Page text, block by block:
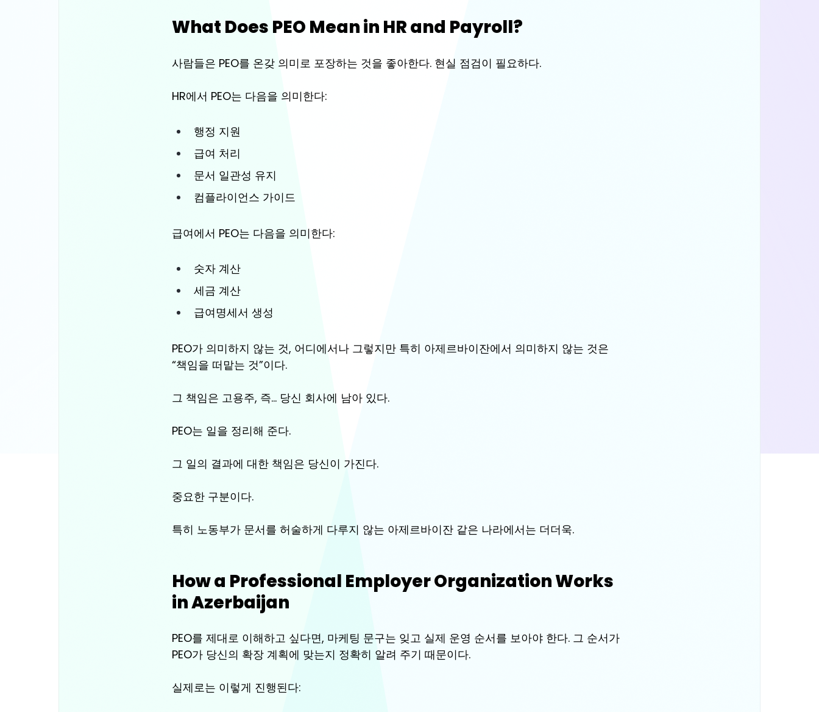
What Does PEO Mean in HR and Payroll?
사람들은 PEO를 온갖 의미로 포장하는 것을 좋아한다. 현실 점검이 필요하다.
HR에서 PEO는 다음을 의미한다:
행정 지원
급여 처리
문서 일관성 유지
컴플라이언스 가이드
급여에서 PEO는 다음을 의미한다:
숫자 계산
세금 계산
급여명세서 생성
PEO가 의미하지 않는 것, 어디에서나 그렇지만 특히 아제르바이잔에서 의미하지 않는 것은
“책임을 떠맡는 것”이다.
그 책임은 고용주, 즉… 당신 회사에 남아 있다.
PEO는 일을 정리해 준다.
그 일의 결과에 대한 책임은 당신이 가진다.
중요한 구분이다.
특히 노동부가 문서를 허술하게 다루지 않는 아제르바이잔 같은 나라에서는 더더욱.
How a Professional Employer Organization Works
in Azerbaijan
PEO를 제대로 이해하고 싶다면, 마케팅 문구는 잊고 실제 운영 순서를 보아야 한다. 그 순서가
PEO가 당신의 확장 계획에 맞는지 정확히 알려 주기 때문이다.
실제로는 이렇게 진행된다: